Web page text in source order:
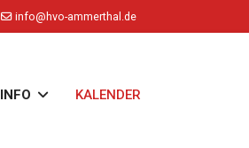
info@hvo-ammerthal.de
INFO KALENDER